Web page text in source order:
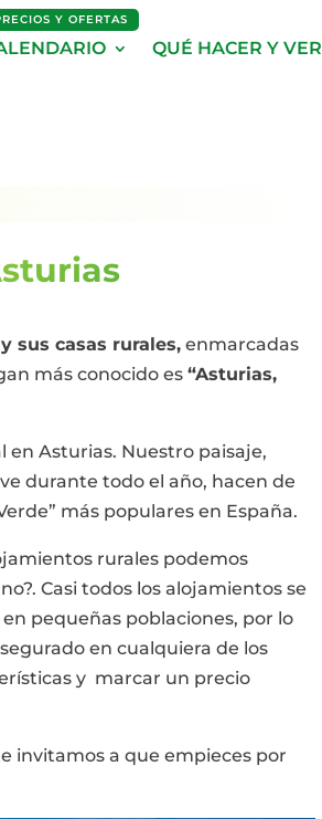
Y OFERTAS
QUÉ HACER Y VER
sus casas rurales, enmarcadas
más conocido es“Asturias,
Asturias. Nuestro paisaje,
durante todo el año, hacen de
más populares en España.
rurales podemos
Casi todos los alojamientos se
pequeñas poblaciones, por lo
en cualquiera de los
y marcar un precio
invitamos a que empieces por